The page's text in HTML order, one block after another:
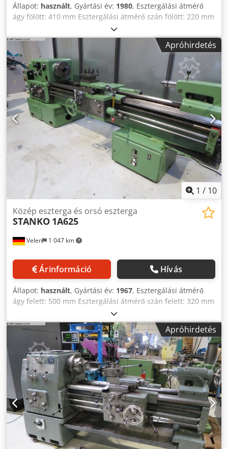
Állapot: használt, Gyártási év: 1980, Esztergálási átmérő
ágy fölött: 410 mm Esztergálási átmérő szán fölött: 220 mm
Esztergálási hossz: 1000 mm Csúcsmagasság: 205 mm
Orsófurat: 46 mm Orsófordulatszám: 40 - 2000 ford/perc
Teljes teljesítményigény: 22,0 kW Gép tömege kb.: 1,8 t
Helyigény kb.: 2,42 x 1,3 x 1,55 m Esztergagép
felszereltsége: - Másolóberendezés - Forkardt 3-pofás
tokmány F250 - Multifix szerszámtartó - Hűtőfolyadék
rendszer - Gépvilágítás - Tokmányvédő - Forgácsfogó tálca
Codpfx Ahoyt R Iwoijrf - Forgácsvédő fal - Lábfék
Apróhirdetés
1 / 10
Velen 1 047 km
Közép eszterga és orsó eszterga
STANKO 1A625
Árinformáció Hívás
Állapot: használt, Gyártási év: 1967, Esztergálási átmérő
ágy felett: 500 mm Esztergálási átmérő szán felett: 320 mm
Crodpfexwzdcsx Ahisf Esztergálási hossz: 2100 mm
Csúcsmagasság: 250 mm Orsó furata: 60 mm Orsó
fordulatszám-tartomány: 11 - 2000 ford/perc
Teljesítményigény: 7,0 kW Gép tömege kb.: 2,9 t Helyigény
kb.: 4,3 x 1,2 x 1,3 m Esztergagép tartozékokkal: - 4 állású
szerszámtartó - 3 pofás tokmány 315 mm - Központosító
csúcs
Apróhirdetés